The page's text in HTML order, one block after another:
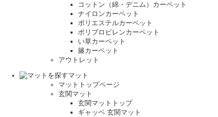
コットン（綿・デニム）カーペット
ナイロンカーペット
ポリエステルカーペット
ポリプロピレンカーペット
い草カーペット
籐カーペット
アウトレット
マット
マットトップページ
玄関マット
玄関マットトップ
ギャッベ 玄関マット